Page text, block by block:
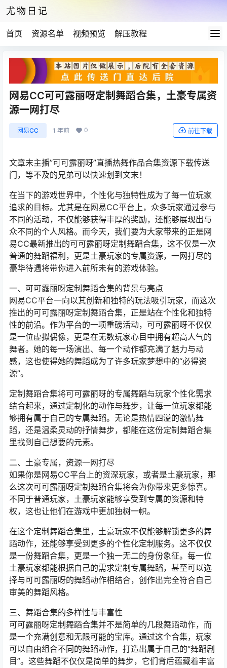
尤物日记
首页 资源名单 视频预览 解压教程
网易CC可可露丽呀定制舞蹈合集，土豪专属资
源一网打尽
网易CC 1 年前 0 前往下载
文章末主播”可可露丽呀”直播热舞作品合集资源下载传送
门，等不及的兄弟可以快速划到文末！
在当下的游戏世界中，个性化与独特性成为了每一位玩家
追求的目标。尤其是在网易CC平台上，众多玩家通过参与
不同的活动，不仅能够获得丰厚的奖励，还能够展现出与
众不同的个人风格。而今天，我们要为大家带来的正是网
易CC最新推出的可可露丽呀定制舞蹈合集，这不仅是一次
普通的舞蹈福利，更是土豪玩家的专属资源，一网打尽的
豪华待遇将带你进入前所未有的游戏体验。
一、可可露丽呀定制舞蹈合集的背景与亮点
网易CC平台一向以其创新和独特的玩法吸引玩家，而这次
推出的可可露丽呀定制舞蹈合集，正是站在个性化和独特
性的前沿。作为平台的一项重磅活动，可可露丽呀不仅仅
是一位虚拟偶像，更是在无数玩家心目中拥有超高人气的
舞者。她的每一场演出、每一个动作都充满了魅力与动
感，这也使得她的舞蹈成为了许多玩家梦想中的“必得资
源”。
定制舞蹈合集将可可露丽呀的专属舞蹈与玩家个性化需求
结合起来，通过定制化的动作与舞步，让每一位玩家都能
够拥有属于自己的专属舞蹈。无论是热情四溢的激情舞
蹈，还是温柔灵动的抒情舞步，都能在这份定制舞蹈合集
里找到自己想要的元素。
二、土豪专属，资源一网打尽
如果你是网易CC平台上的资深玩家，或者是土豪玩家，那
么这次可可露丽呀定制舞蹈合集将会为你带来更多惊喜。
不同于普通玩家，土豪玩家能够享受到专属的资源和特
权，这也让他们在游戏中更加独树一帜。
在这个定制舞蹈合集里，土豪玩家不仅能够解锁更多的舞
蹈动作，还能够享受到更多的个性化定制服务。这不仅仅
是一份舞蹈合集，更是一个独一无二的身份象征。每一位
土豪玩家都能根据自己的需求定制专属舞蹈，甚至可以选
择与可可露丽呀的舞蹈动作相结合，创作出完全符合自己
审美的舞蹈风格。
三、舞蹈合集的多样性与丰富性
可可露丽呀定制舞蹈合集并不是简单的几段舞蹈动作，而
是一个充满创意和无限可能的宝库。通过这个合集，玩家
可以自由组合不同的舞蹈动作，打造出属于自己的“舞蹈剧
目”。这些舞蹈不仅仅是简单的舞步，它们背后蕴藏着丰富